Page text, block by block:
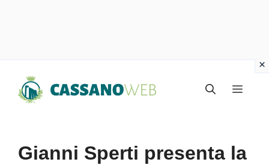
Menu
Gianni Sperti presenta la